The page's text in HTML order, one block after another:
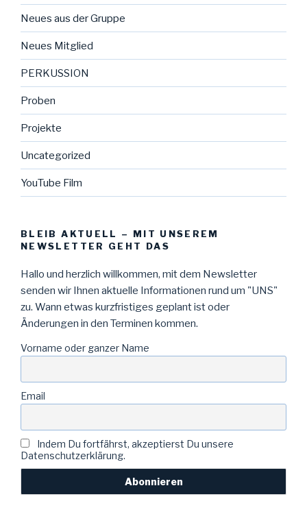
Neues aus der Gruppe
Neues Mitglied
PERKUSSION
Proben
Projekte
Uncategorized
YouTube Film
BLEIB AKTUELL – MIT UNSEREM
NEWSLETTER GEHT DAS
Hallo und herzlich willkommen, mit dem Newsletter
senden wir Ihnen aktuelle Informationen rund um "UNS"
zu. Wann etwas kurzfristiges geplant ist oder
Änderungen in den Terminen kommen.
Vorname oder ganzer Name
Email
Indem Du fortfährst, akzeptierst Du unsere
Datenschutzerklärung.